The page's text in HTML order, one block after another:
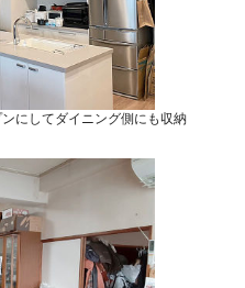
にしてダイニング側にも収納